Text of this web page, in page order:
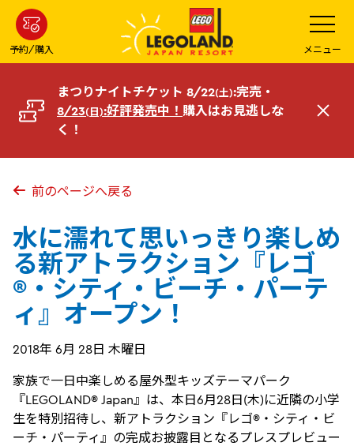
ン
コ
へ
予約/購入
メ
ニ
ュ
ー
を
開
メニュー
まつりナイトチケット 8/22(土):完売・
8/23(日):好評発売中！ 購入はお見逃しな
く！
閉
前のページへ戻る
水に濡れて思いっきり楽しめ
る新アトラクション『レゴ
®・シティ・ビーチ・パーテ
ィ』オープン！
2018年 6月 28日 木曜日
家族で一日中楽しめる屋外型キッズテーマパーク
『LEGOLAND® Japan』は、本日6月28日(木)に近隣の小学
生を特別招待し、新アトラクション『レゴ®・シティ・ビ
ーチ・パーティ』の完成お披露目となるプレスプレビュー